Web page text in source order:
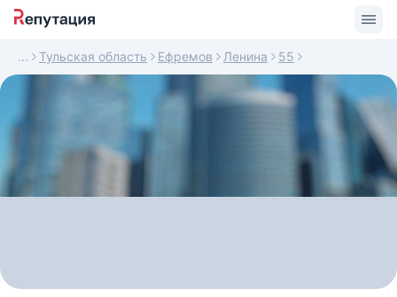
Тульская область Ефремов Ленина 55